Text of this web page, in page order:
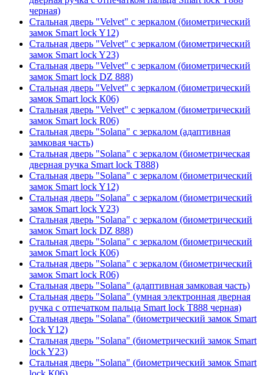
черная)
Стальная дверь "Velvet" с зеркалом (биометрический
замок Smart lock Y12)
Стальная дверь "Velvet" с зеркалом (биометрический
замок Smart lock Y23)
Стальная дверь "Velvet" с зеркалом (биометрический
замок Smart lock DZ 888)
Стальная дверь "Velvet" с зеркалом (биометрический
замок Smart lock К06)
Стальная дверь "Velvet" с зеркалом (биометрический
замок Smart lock R06)
Стальная дверь "Solana" с зеркалом (адаптивная
замковая часть)
Стальная дверь "Solana" с зеркалом (биометрическая
дверная ручка Smart lock T888)
Стальная дверь "Solana" с зеркалом (биометрический
замок Smart lock Y12)
Стальная дверь "Solana" с зеркалом (биометрический
замок Smart lock Y23)
Стальная дверь "Solana" с зеркалом (биометрический
замок Smart lock DZ 888)
Стальная дверь "Solana" с зеркалом (биометрический
замок Smart lock К06)
Стальная дверь "Solana" с зеркалом (биометрический
замок Smart lock R06)
Стальная дверь "Solana" (адаптивная замковая часть)
Стальная дверь "Solana" (умная электронная дверная
ручка с отпечатком пальца Smart lock T888 черная)
Стальная дверь "Solana" (биометрический замок Smart
lock Y12)
Стальная дверь "Solana" (биометрический замок Smart
lock Y23)
Стальная дверь "Solana" (биометрический замок Smart